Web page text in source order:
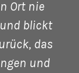
Ort nie
blickt
das
und